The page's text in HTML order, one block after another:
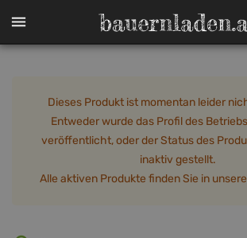
Dieses Produkt ist momentan leider
Entweder wurde das Profil des
veröffentlicht, oder der Status des
inaktiv gestellt.
Alle aktiven Produkte finden Sie in